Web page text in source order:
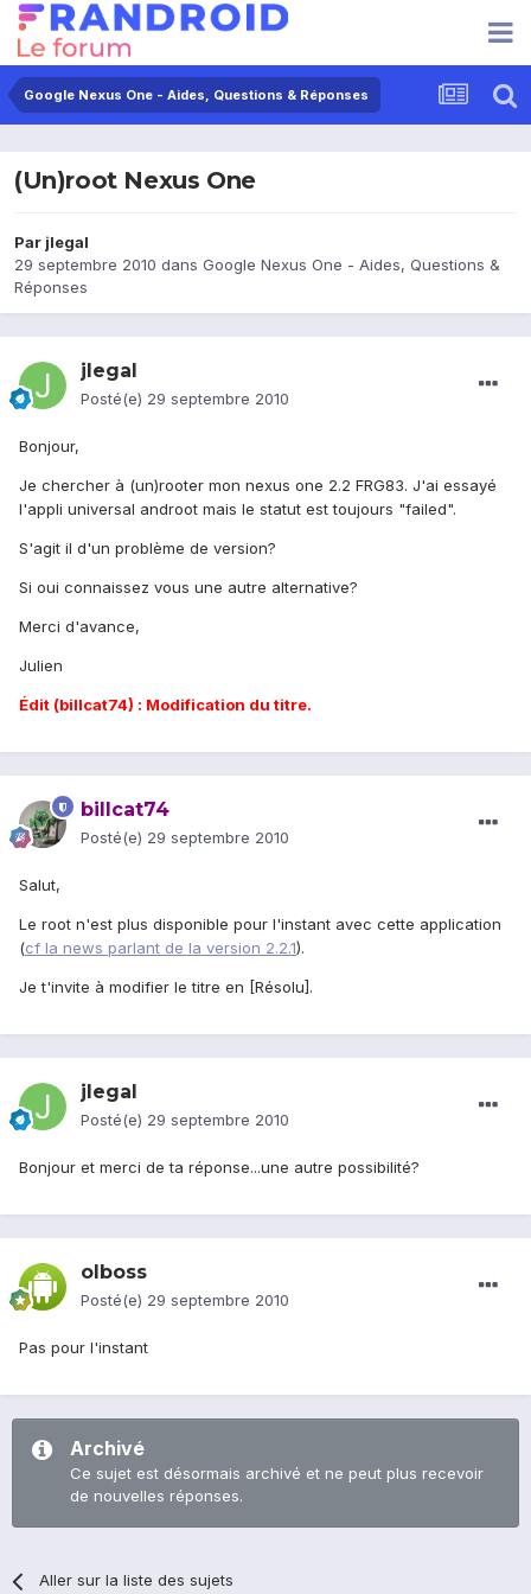
Google Nexus One - Aides, Questions & Réponses
(Un)root Nexus One
Par jlegal
29 septembre 2010 dans Google Nexus One - Aides, Questions &
Réponses
jlegal
Posté(e) 29 septembre 2010
Bonjour,
Je chercher à (un)rooter mon nexus one 2.2 FRG83. J'ai essayé
l'appli universal androot mais le statut est toujours "failed".
S'agit il d'un problème de version?
Si oui connaissez vous une autre alternative?
Merci d'avance,
Julien
Édit (billcat74) : Modification du titre.
billcat74
Posté(e) 29 septembre 2010
Salut,
Le root n'est plus disponible pour l'instant avec cette application
(cf la news parlant de la version 2.2.1).
Je t'invite à modifier le titre en [Résolu].
jlegal
Posté(e) 29 septembre 2010
Bonjour et merci de ta réponse...une autre possibilité?
olboss
Posté(e) 29 septembre 2010
Pas pour l'instant
Archivé
Ce sujet est désormais archivé et ne peut plus recevoir
de nouvelles réponses.
Aller sur la liste des sujets